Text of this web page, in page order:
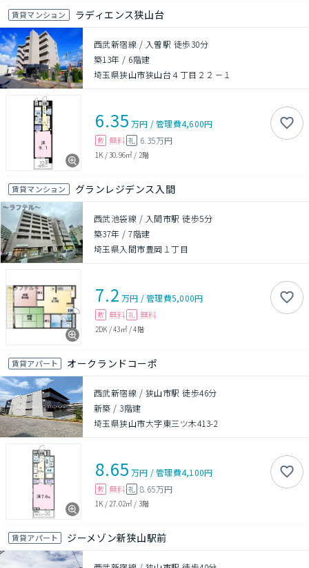
賃貸マンション ラディエンス狭山台
西武新宿線 / 入曽駅 徒歩30分
築13年 / 6階建
埼玉県狭山市狭山台４丁目２２－１
6.35 万円 /管理費4,600円
敷 無料 礼 6.35万円
1K /30.96㎡ / 2階
賃貸マンション グランレジデンス入間
西武池袋線 / 入間市駅 徒歩5分
築37年 /7階建
埼玉県入間市豊岡１丁目
7.2 万円 /管理費5,000円
敷 無料 礼 無料
2DK /43㎡/4階
賃貸アパート オークランドコーポ
西武新宿線 / 狭山市駅 徒歩46分
新築 / 3階建
埼玉県狭山市大字東三ツ木413-2
8.65 万円 /管理費4,100円
敷 無料 礼 8.65万円
1K / 27.02㎡ / 3階
賃貸アパート ジーメゾン新狭山駅前